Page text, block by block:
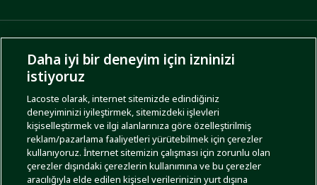
ÖDEME SEÇENEKLERİ
KARGO SEÇENEKLERİ
Daha iyi bir deneyim için izninizi
istiyoruz
Lacoste olarak, internet sitemizde edindiğiniz
deneyiminizi iyileştirmek, sitemizdeki işlevleri
kişiselleştirmek ve ilgi alanlarınıza göre özelleştirilmiş
reklam/pazarlama faaliyetleri yürütebilmek için çerezler
kullanıyoruz. İnternet sitemizin çalışması için zorunlu olan
çerezler dışındaki çerezlerin kullanımına ve bu çerezler
aracılığıyla elde edilen kişisel verilerinizin yurt dışına